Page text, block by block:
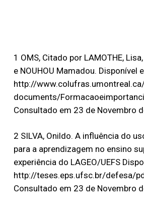
1 OMS, Citado por LAMOTHE,
e NOUHOU Mamadou. Disponível
http://
documents/
Consultado em 23 de Novembro
2 SILVA, Onildo. A influência do
para a aprendizagem no ensino
experiência do LAGEO/UEFS
http://teses.eps.ufsc.br/defesa/
Consultado em 23 de Novembro